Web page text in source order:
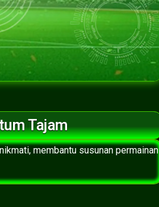
Tajam
membantu susunan permainan